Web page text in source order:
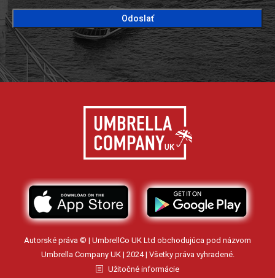
CAPTCHA
Autorské práva © | UmbrellCo UK Ltd obchodujúca pod názvom
Umbrella Company UK | 2024 | Všetky práva vyhradené.
Užitočné informácie